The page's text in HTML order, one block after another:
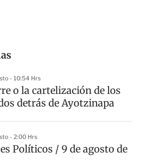
- 10:54 Hrs
o la cartelización de los
detrás de Ayotzinapa
- 2:00 Hrs
Políticos / 9 de agosto de